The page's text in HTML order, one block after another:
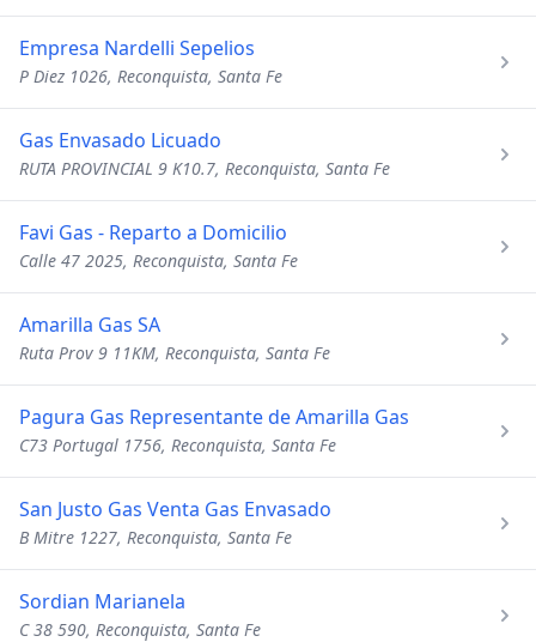
Empresa Nardelli Sepelios
P Diez 1026, Reconquista, Santa Fe
Gas Envasado Licuado
RUTA PROVINCIAL 9 K10.7, Reconquista, Santa Fe
Favi Gas - Reparto a Domicilio
Calle 47 2025, Reconquista, Santa Fe
Amarilla Gas SA
Ruta Prov 9 11KM, Reconquista, Santa Fe
Pagura Gas Representante de Amarilla Gas
C73 Portugal 1756, Reconquista, Santa Fe
San Justo Gas Venta Gas Envasado
B Mitre 1227, Reconquista, Santa Fe
Sordian Marianela
C 38 590, Reconquista, Santa Fe